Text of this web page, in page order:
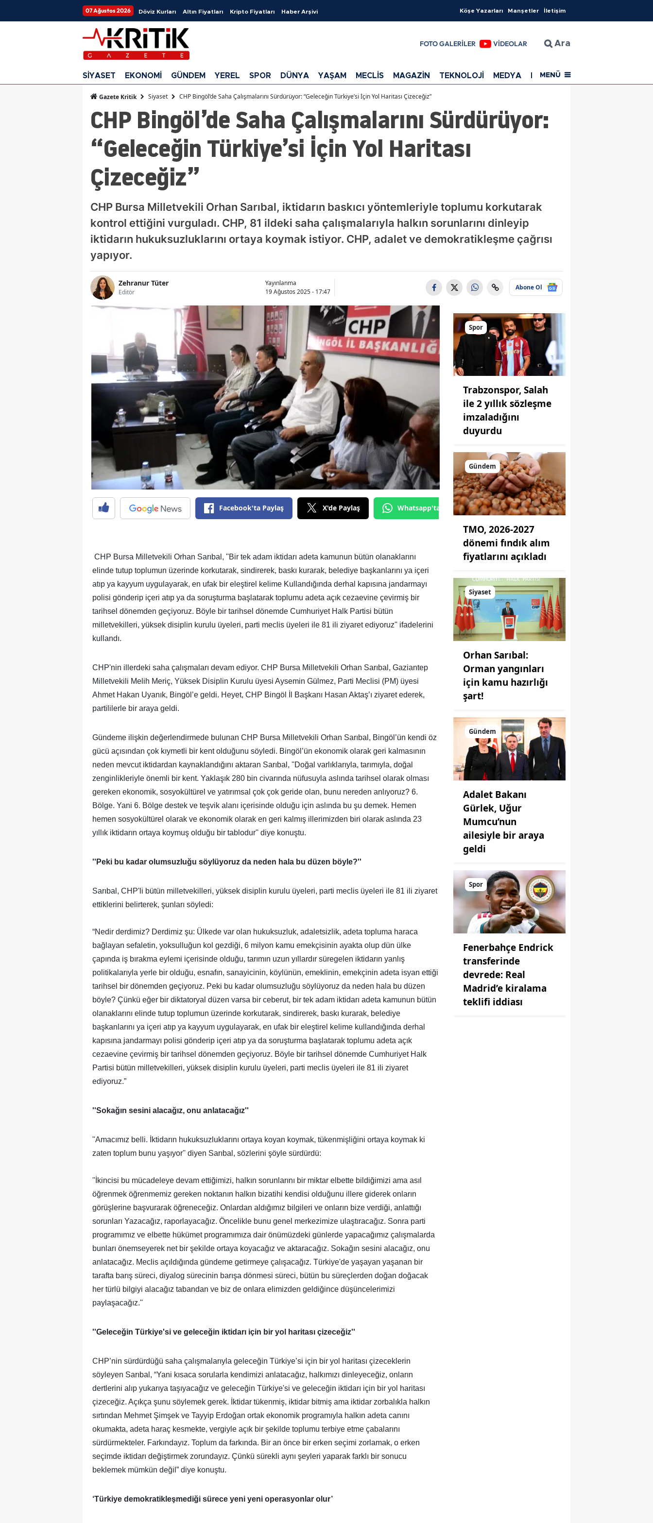
07 Ağustos 2026 Döviz Kurları Altın Fiyatları Kripto Fiyatları Haber Arşivi Köşe Yazarları Manşetler İletişim
FOTO GALERİLER VİDEOLAR Ara
SİYASET EKONOMİ GÜNDEM YEREL SPOR DÜNYA YAŞAM MECLİS MAGAZİN TEKNOLOJİ MEDYA EĞİTİM SAĞLIK
MENÜ
Gazete Kritik Siyaset CHP Bingöl’de Saha Çalışmalarını Sürdürüyor: “Geleceğin Türkiye’si İçin Yol Haritası Çizeceğiz”
CHP Bingöl’de Saha Çalışmalarını Sürdürüyor:
“Geleceğin Türkiye’si İçin Yol Haritası
Çizeceğiz”
CHP Bursa Milletvekili Orhan Sarıbal, iktidarın baskıcı yöntemleriyle toplumu korkutarak
kontrol ettiğini vurguladı. CHP, 81 ildeki saha çalışmalarıyla halkın sorunlarını dinleyip
iktidarın hukuksuzluklarını ortaya koymak istiyor. CHP, adalet ve demokratikleşme çağrısı
yapıyor.
Zehranur Tüter
Editör
Yayınlanma
19 Ağustos 2025 - 17:47
Abone Ol
Facebook'ta Paylaş X'de Paylaş Whatsapp'tan Gönder
CHP Bursa Milletvekili Orhan Sarıbal, ''Bir tek adam iktidarı adeta kamunun bütün olanaklarını
elinde tutup toplumun üzerinde korkutarak, sindirerek, baskı kurarak, belediye başkanlarını ya içeri
atıp ya kayyum uygulayarak, en ufak bir eleştirel kelime Kullandığında derhal kapısına jandarmayı
polisi gönderip içeri atıp ya da soruşturma başlatarak toplumu adeta açık cezaevine çevirmiş bir
tarihsel dönemden geçiyoruz. Böyle bir tarihsel dönemde Cumhuriyet Halk Partisi bütün
milletvekilleri, yüksek disiplin kurulu üyeleri, parti meclis üyeleri ile 81 ili ziyaret ediyoruz'' ifadelerini
kullandı.
CHP'nin illerdeki saha çalışmaları devam ediyor. CHP Bursa Milletvekili Orhan Sarıbal, Gaziantep
Milletvekili Melih Meriç, Yüksek Disiplin Kurulu üyesi Aysemin Gülmez, Parti Meclisi (PM) üyesi
Ahmet Hakan Uyanık, Bingöl’e geldi. Heyet, CHP Bingöl İl Başkanı Hasan Aktaş’ı ziyaret ederek,
partililerle bir araya geldi.
Gündeme ilişkin değerlendirmede bulunan CHP Bursa Milletvekili Orhan Sarıbal, Bingöl’ün kendi öz
gücü açısından çok kıymetli bir kent olduğunu söyledi. Bingöl’ün ekonomik olarak geri kalmasının
neden mevcut iktidardan kaynaklandığını aktaran Sarıbal, ''Doğal varlıklarıyla, tarımıyla, doğal
zenginlikleriyle önemli bir kent. Yaklaşık 280 bin civarında nüfusuyla aslında tarihsel olarak olması
gereken ekonomik, sosyokültürel ve yatırımsal çok çok geride olan, bunu nereden anlıyoruz? 6.
Bölge. Yani 6. Bölge destek ve teşvik alanı içerisinde olduğu için aslında bu şu demek. Hemen
hemen sosyokültürel olarak ve ekonomik olarak en geri kalmış illerimizden biri olarak aslında 23
yıllık iktidarın ortaya koymuş olduğu bir tablodur'' diye konuştu.
''Peki bu kadar olumsuzluğu söylüyoruz da neden hala bu düzen böyle?''
Sarıbal, CHP'li bütün milletvekilleri, yüksek disiplin kurulu üyeleri, parti meclis üyeleri ile 81 ili ziyaret
ettiklerini belirterek, şunları söyledi:
“Nedir derdimiz? Derdimiz şu: Ülkede var olan hukuksuzluk, adaletsizlik, adeta topluma haraca
bağlayan sefaletin, yoksulluğun kol gezdiği, 6 milyon kamu emekçisinin ayakta olup dün ülke
çapında iş bırakma eylemi içerisinde olduğu, tarımın uzun yıllardır süregelen iktidarın yanlış
politikalarıyla yerle bir olduğu, esnafın, sanayicinin, köylünün, emeklinin, emekçinin adeta isyan ettiği
tarihsel bir dönemden geçiyoruz. Peki bu kadar olumsuzluğu söylüyoruz da neden hala bu düzen
böyle? Çünkü eğer bir diktatoryal düzen varsa bir ceberut, bir tek adam iktidarı adeta kamunun bütün
olanaklarını elinde tutup toplumun üzerinde korkutarak, sindirerek, baskı kurarak, belediye
başkanlarını ya içeri atıp ya kayyum uygulayarak, en ufak bir eleştirel kelime kullandığında derhal
kapısına jandarmayı polisi gönderip içeri atıp ya da soruşturma başlatarak toplumu adeta açık
cezaevine çevirmiş bir tarihsel dönemden geçiyoruz. Böyle bir tarihsel dönemde Cumhuriyet Halk
Partisi bütün milletvekilleri, yüksek disiplin kurulu üyeleri, parti meclis üyeleri ile 81 ili ziyaret
ediyoruz.”
''Sokağın sesini alacağız, onu anlatacağız''
''Amacımız belli. İktidarın hukuksuzluklarını ortaya koyan koymak, tükenmişliğini ortaya koymak ki
zaten toplum bunu yaşıyor'' diyen Sarıbal, sözlerini şöyle sürdürdü:
''İkincisi bu mücadeleye devam ettiğimizi, halkın sorunlarını bir miktar elbette bildiğimizi ama asıl
öğrenmek öğrenmemiz gereken noktanın halkın bizatihi kendisi olduğunu illere giderek onların
görüşlerine başvurarak öğreneceğiz. Onlardan aldığımız bilgileri ve onların bize verdiği, anlattığı
sorunları Yazacağız, raporlayacağız. Öncelikle bunu genel merkezimize ulaştıracağız. Sonra parti
programımız ve elbette hükümet programımıza dair önümüzdeki günlerde yapacağımız çalışmalarda
bunları önemseyerek net bir şekilde ortaya koyacağız ve aktaracağız. Sokağın sesini alacağız, onu
anlatacağız. Meclis açıldığında gündeme getirmeye çalışacağız. Türkiye'de yaşayan yaşanan bir
tarafta barış süreci, diyalog sürecinin barışa dönmesi süreci, bütün bu süreçlerden doğan doğacak
her türlü bilgiyi alacağız tabandan ve biz de onlara elimizden geldiğince düşüncelerimizi
paylaşacağız.''
''Geleceğin Türkiye'si ve geleceğin iktidarı için bir yol haritası çizeceğiz''
CHP’nin sürdürdüğü saha çalışmalarıyla geleceğin Türkiye’si için bir yol haritası çizeceklerin
söyleyen Sarıbal, “Yani kısaca sorularla kendimizi anlatacağız, halkımızı dinleyeceğiz, onların
dertlerini alıp yukarıya taşıyacağız ve geleceğin Türkiye'si ve geleceğin iktidarı için bir yol haritası
çizeceğiz. Açıkça şunu söylemek gerek. İktidar tükenmiş, iktidar bitmiş ama iktidar zorbalıkla halkın
sırtından Mehmet Şimşek ve Tayyip Erdoğan ortak ekonomik programıyla halkın adeta canını
okumakta, adeta haraç kesmekte, vergiyle açık bir şekilde toplumu terbiye etme çabalarını
sürdürmekteler. Farkındayız. Toplum da farkında. Bir an önce bir erken seçimi zorlamak, o erken
seçimde iktidarı değiştirmek zorundayız. Çünkü sürekli aynı şeyleri yaparak farklı bir sonucu
beklemek mümkün değil” diye konuştu.
‘Türkiye demokratikleşmediği sürece yeni yeni operasyonlar olur’
Spor
Trabzonspor, Salah
ile 2 yıllık sözleşme
imzaladığını
duyurdu
Gündem
TMO, 2026-2027
dönemi fındık alım
fiyatlarını açıkladı
Siyaset
Orhan Sarıbal:
Orman yangınları
için kamu hazırlığı
şart!
Gündem
Adalet Bakanı
Gürlek, Uğur
Mumcu’nun
ailesiyle bir araya
geldi
Spor
Fenerbahçe Endrick
transferinde
devrede: Real
Madrid’e kiralama
teklifi iddiası